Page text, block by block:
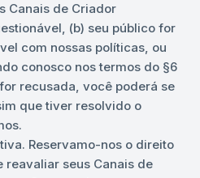
Canais de Criador
(b) seu público for
com nossas políticas, ou
conosco nos termos do §6
recusada, você poderá se
que tiver resolvido o
Reservamo-nos o direito
reavaliar seus Canais de